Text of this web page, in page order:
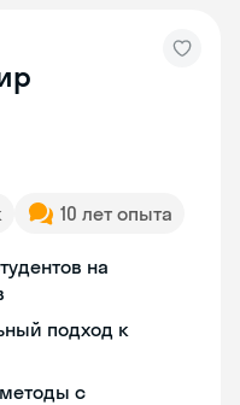
10 лет опыта
на
подход к
с